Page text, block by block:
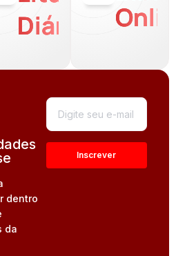
Diária
dentro
da